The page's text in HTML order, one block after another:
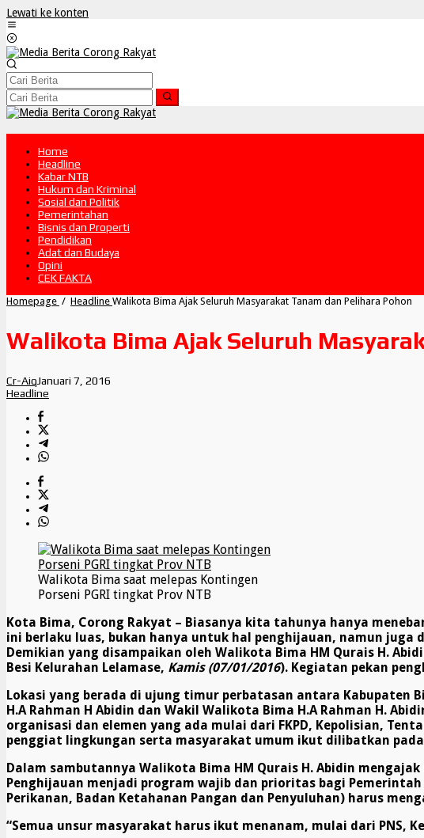
Lewati ke konten
Home
Headline
Kabar NTB
Hukum dan Kriminal
Sosial dan Politik
Pemerintahan
Bisnis dan Properti
Pendidikan
Adat dan Budaya
Opini
CEK FAKTA
Homepage / Headline Walikota Bima Ajak Seluruh Masyarakat Tanam dan Pelihara Pohon
Walikota Bima Ajak Seluruh
Cr-AiqJanuari 7, 2016
Headline
Walikota Bima saat melepas Kontingen
Porseni PGRI tingkat Prov NTB
Kota Bima, Corong Rakyat – Biasanya kita tahunya hanya
ini berlaku luas, bukan hanya untuk hal penghijauan, namun juga
Demikian yang disampaikan oleh Walikota Bima HM Qurais H.
Besi Kelurahan Lelamase, Kamis (07/01/2016). Kegiatan pekan
Lokasi yang berada di ujung timur perbatasan antara Kabupaten
H.A Rahman H Abidin dan Wakil Walikota Bima H.A Rahman H.
organisasi dan elemen yang ada mulai dari FKPD, Kepolisian,
penggiat lingkungan serta masyarakat umum ikut dilibatkan
Dalam sambutannya Walikota Bima HM Qurais H. Abidin
Penghijauan menjadi program wajib dan prioritas bagi Pemerintah
Perikanan, Badan Ketahanan Pangan dan Penyuluhan) harus
“Semua unsur masyarakat harus ikut menanam, mulai dari PNS,